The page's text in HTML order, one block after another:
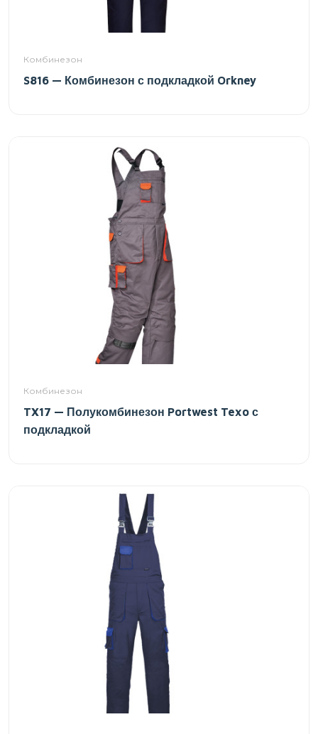
Комбинезон
S816 — Комбинезон с подкладкой Orkney
Комбинезон
TX17 — Полукомбинезон Portwest Texo с
подкладкой